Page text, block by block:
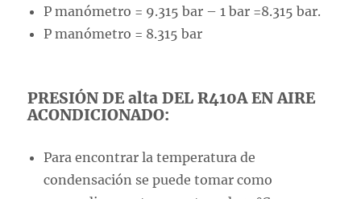
P manómetro = 9.315 bar – 1 bar =8.315 bar.
P manómetro = 8.315 bar
PRESIÓN DE alta DEL R410A EN AIRE
ACONDICIONADO:
Para encontrar la temperatura de
condensación se puede tomar como